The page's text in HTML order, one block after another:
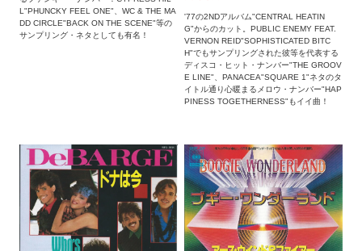
L"PHUNCKY FEEL ONE"、WC & THE MA
DD CIRCLE"BACK ON THE SCENE"等の
サンプリング・ネタとしても有名！
'77の2NDアルバム"CENTRAL HEATIN
G"からのカット。PUBLIC ENEMY FEAT.
VERNON REID"SOPHISTICATED BITC
H"でもサンプリングされた彼等を代表する
ディスコ・ヒット・ナンバー"THE GROOV
E LINE"、PANACEA"SQUARE 1"ネタのタ
イトル通り心暖まるメロウ・ナンバー"HAP
PINESS TOGETHERNESS"もイイ曲！